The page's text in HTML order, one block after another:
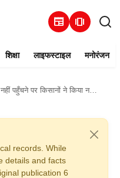
newspaper amp_stories
शिक्षा लाइफस्टाइल मनोरंजन
किसानों ने किया नर्मदा मुख्य अभियंता कार्यालय का घेराव
records. While
details and facts
publication 6